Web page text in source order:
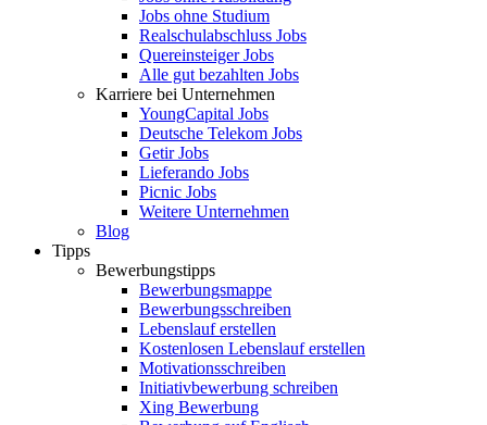
Jobs ohne Studium
Realschulabschluss Jobs
Quereinsteiger Jobs
Alle gut bezahlten Jobs
Karriere bei Unternehmen
YoungCapital Jobs
Deutsche Telekom Jobs
Getir Jobs
Lieferando Jobs
Picnic Jobs
Weitere Unternehmen
Blog
Tipps
Bewerbungstipps
Bewerbungsmappe
Bewerbungsschreiben
Lebenslauf erstellen
Kostenlosen Lebenslauf erstellen
Motivationsschreiben
Initiativbewerbung schreiben
Xing Bewerbung